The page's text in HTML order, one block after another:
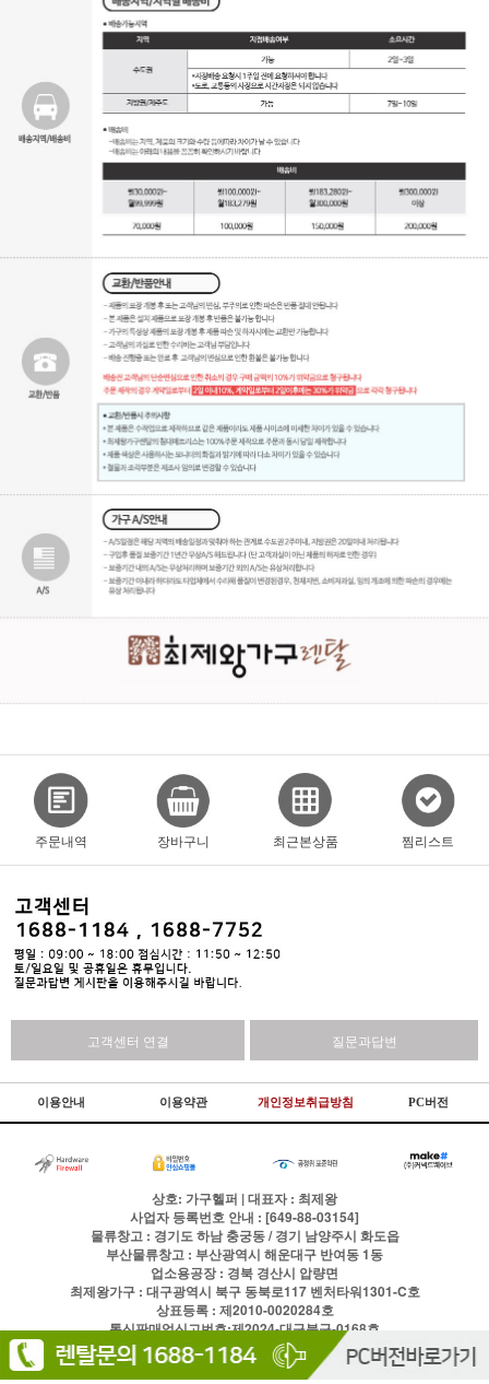
주문내역 장바구니 최근본상품 찜리스트
고객센터 연결 질문과답변
이용안내 이용약관 개인정보취급방침 PC버전
상호: 가구헬퍼 | 대표자 : 최제왕
사업자 등록번호 안내 : [649-88-03154]
물류창고 : 경기도 하남 충궁동 / 경기 남양주시 화도읍
부산물류창고 : 부산광역시 해운대구 반여동 1동
업소용공장 : 경북 경산시 압량면
최제왕가구 : 대구광역시 북구 동북로117 벤처타워1301-C호
상표등록 : 제2010-0020284호
통신판매업신고번호:제2024-대구북구-0168호
전화1688-1184팩스
이용약관
개인정보처리방침